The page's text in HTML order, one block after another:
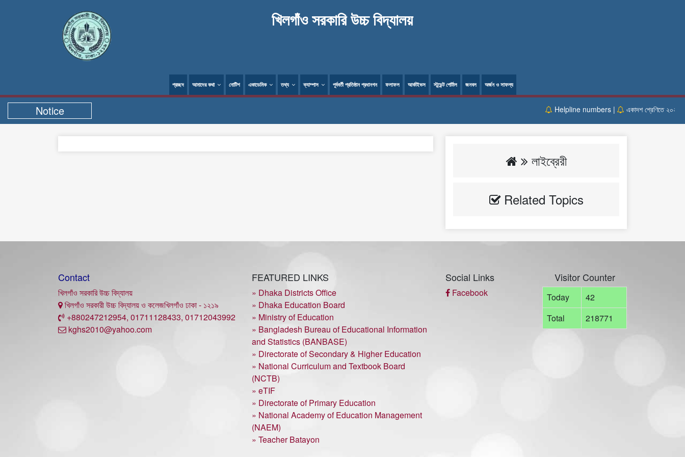
খিলগাঁও সরকারি উচ্চ বিদ্যালয়
প্রচ্ছদ আমাদের কথা নোটিশ একাডেমিক তথ্য ক্যাম্পাস পূর্ববর্তী প্রতিষ্ঠান প্রধানগন ফলাফল আর্কাইভস স্টুডেন্ট পোর্টাল জনবল অর্জন ও সাফল্য
Notice Helpline numbers | একাদশ শ্রেণিতে ২০২৫-
লাইব্রেরী
Related Topics
Contact
খিলগাঁও সরকারি উচ্চ বিদ্যালয়
খিলগাঁও সরকারী উচ্চ বিদ্যালয় ও কলেজখিলগাঁও ঢাকা - ১২১৯
+880247212954, 01711128433, 01712043992
kghs2010@yahoo.com
FEATURED LINKS
» Dhaka Districts Office
» Dhaka Education Board
» Ministry of Education
» Bangladesh Bureau of Educational Information
and Statistics (BANBASE)
» Directorate of Secondary & Higher Education
» National Curriculum and Textbook Board
(NCTB)
» eTIF
» Directorate of Primary Education
» National Academy of Education Management
(NAEM)
» Teacher Batayon
Social Links
Facebook
Visitor Counter
Today
42
Total
218771